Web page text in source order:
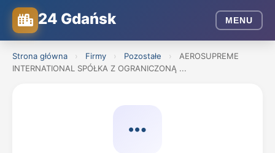
24 Gdańsk MENU
Strona główna › Firmy › Pozostałe ›
AEROSUPREME
INTERNATIONAL SPÓŁKA Z OGRANICZONĄ ...